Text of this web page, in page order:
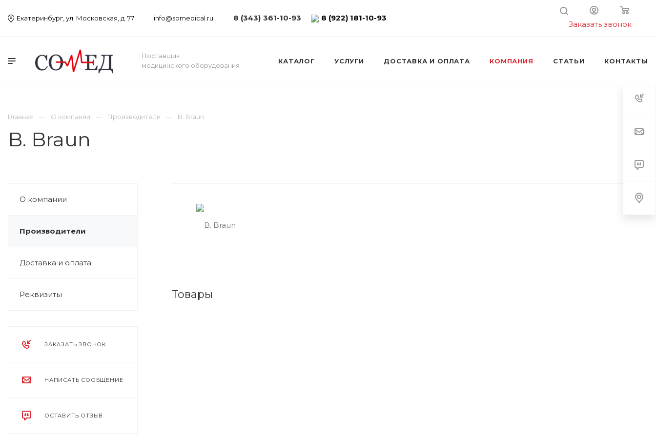
Екатеринбург, ул. Московская, д. 77 info@somedical.ru 8 (343) 361-10-93 8 (922) 181-10-93
Заказать звонок
Поставщик
медицинского оборудования
КАТАЛОГ УСЛУГИ ДОСТАВКА И ОПЛАТА КОМПАНИЯ СТАТЬИ КОНТАКТЫ
Главная О компании Производители B. Braun
B. Braun
О компании
Производители
Доставка и оплата
Реквизиты
ЗАКАЗАТЬ ЗВОНОК
НАПИСАТЬ СООБЩЕНИЕ
ОСТАВИТЬ ОТЗЫВ
Товары